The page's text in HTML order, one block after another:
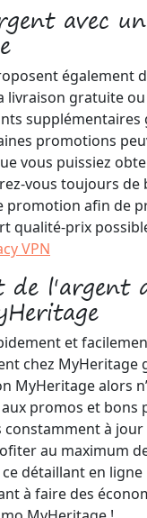
avec
également
livraison gratuite
supplémentaires
promotions
vous puissiez
vous toujours
promotion afin de
qualité-prix
VPN
de l'argent
et
chez MyHeritage
MyHeritage alors
promos et bons
à
au maximum
détaillant en ligne
à faire des